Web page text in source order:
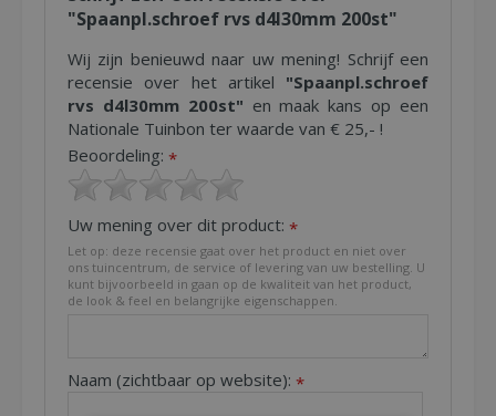
"Spaanpl.schroef rvs d4l30mm 200st"
Wij zijn benieuwd naar uw mening! Schrijf een
recensie over het artikel "Spaanpl.schroef
rvs d4l30mm 200st" en maak kans op een
Nationale Tuinbon ter waarde van € 25,- !
Beoordeling: *
Uw mening over dit product: *
Let op: deze recensie gaat over het product en niet over
ons tuincentrum, de service of levering van uw bestelling. U
kunt bijvoorbeeld in gaan op de kwaliteit van het product,
de look & feel en belangrijke eigenschappen.
Naam (zichtbaar op website): *